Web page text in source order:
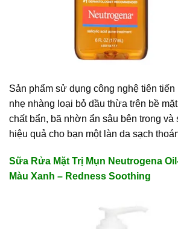
Sản phẩm sử dụng công nghệ tiên
nhẹ nhàng loại bỏ dầu thừa trên bề
chất bẩn, bã nhờn ẩn sâu bên trong và
hiệu quả cho bạn một làn da sạch
Sữa Rửa Mặt Trị Mụn Neutrogena
Màu Xanh – Redness Soothing